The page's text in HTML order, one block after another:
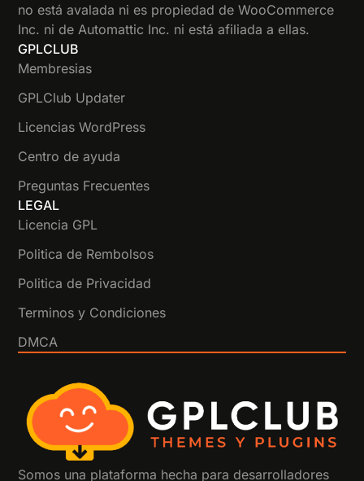
no está avalada ni es propiedad de WooCommerce
Inc. ni de Automattic Inc. ni está afiliada a ellas.
GPLCLUB
Membresias
GPLClub Updater
Licencias WordPress
Centro de ayuda
Preguntas Frecuentes
LEGAL
Licencia GPL
Politica de Rembolsos
Politica de Privacidad
Terminos y Condiciones
DMCA
Somos una plataforma hecha para desarrolladores